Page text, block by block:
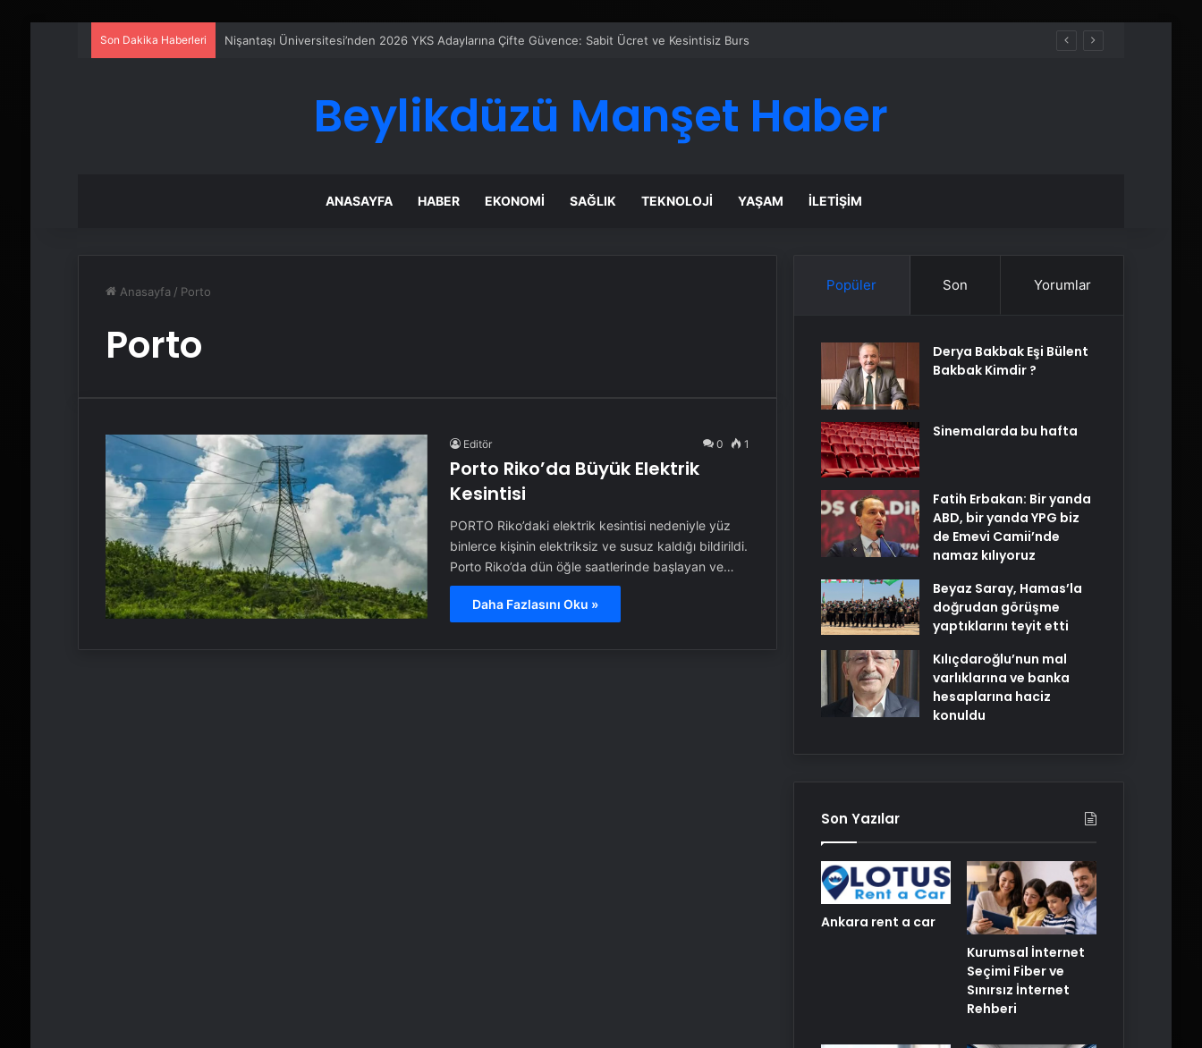
Son Dakika Haberleri Nişantaşı Üniversitesi’nden 2026 YKS Adaylarına Çifte Güvence: Sabit Ücret ve Kesintisiz Burs
Beylikdüzü Manşet Haber
ANASAYFA HABER EKONOMI SAĞLIK TEKNOLOJI YAŞAM İLETIŞIM
Anasayfa / Porto
Porto
Editör 0 1
Porto Riko’da Büyük Elektrik
Kesintisi
PORTO Riko’daki elektrik kesintisi nedeniyle yüz
binlerce kişinin elektriksiz ve susuz kaldığı bildirildi.
Porto Riko’da dün öğle saatlerinde başlayan ve…
Daha Fazlasını Oku »
Popüler Son Yorumlar
Derya Bakbak Eşi Bülent
Bakbak Kimdir ?
Sinemalarda bu hafta
Fatih Erbakan: Bir yanda
ABD, bir yanda YPG biz
de Emevi Camii’nde
namaz kılıyoruz
Beyaz Saray, Hamas’la
doğrudan görüşme
yaptıklarını teyit etti
Kılıçdaroğlu’nun mal
varlıklarına ve banka
hesaplarına haciz
konuldu
Son Yazılar
Ankara rent a car
Kurumsal İnternet
Seçimi Fiber ve
Sınırsız İnternet
Rehberi